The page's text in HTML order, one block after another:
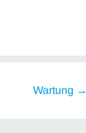
Wartung →